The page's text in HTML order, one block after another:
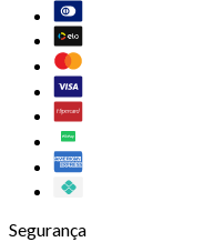
Segurança